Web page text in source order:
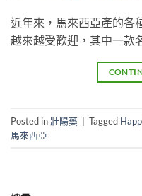
近年來，馬來西亞產的各
越來越受歡迎，其中一款
Posted in壯陽藥 Tagged
馬來西亞